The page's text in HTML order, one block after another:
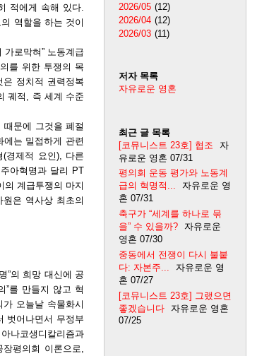
적에게 속해 있다.
역할을 하는 것이
가로막혀” 노동계급
를 위한 투쟁의 목
정치적 권력정복
궤적, 즉 세계 수준
문에 그것을 폐절
는 밀접하게 관련
경제적 요인), 다른
아혁명과 달리 PT
의 계급투쟁의 마지
은 역사상 최초의
”의 희망 대신에 공
”를 만들지 않고 혁
오늘날 속물화시
벗어나면서 무정부
나코생디칼리즘과
평의회 이론으로,
2026/05 (12)
2026/04 (12)
2026/03 (11)
저자 목록
자유로운 영혼
최근 글 목록
[코뮤니스트 23호] 협조
자
유로운 영혼 07/31
평의회 운동 평가와 노동계
급의 혁명적...
자유로운 영
혼 07/31
축구가 “세계를 하나로 묶
을” 수 있을까?
자유로운
영혼 07/30
중동에서 전쟁이 다시 불붙
다: 자본주...
자유로운 영
혼 07/27
[코뮤니스트 23호] 그랬으면
좋겠습니다
자유로운 영혼
07/25